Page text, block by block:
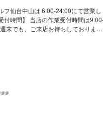
フ仙台中山は 6:00-24:00にて営業し
末でも、ご来店お待ちしておりま
トラブルまで、車のプロにぜひお任